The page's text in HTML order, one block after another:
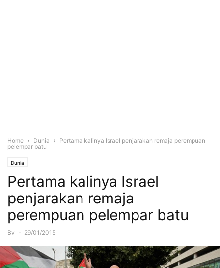
Home Dunia
Pertama kalinya Israel penjarakan remaja perempuan
pelempar batu
Dunia
Pertama kalinya Israel
penjarakan remaja
perempuan pelempar batu
By - 29/01/2015